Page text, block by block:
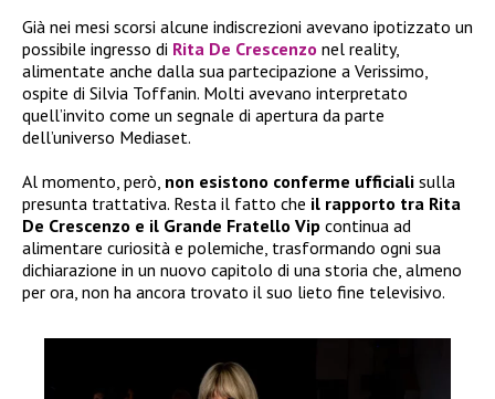
Già nei mesi scorsi alcune indiscrezioni avevano ipotizzato un
possibile ingresso di Rita De Crescenzo nel reality,
alimentate anche dalla sua partecipazione a Verissimo,
ospite di Silvia Toffanin. Molti avevano interpretato
quell’invito come un segnale di apertura da parte
dell’universo Mediaset.
Al momento, però, non esistono conferme ufficiali sulla
presunta trattativa. Resta il fatto che il rapporto tra Rita
De Crescenzo e il Grande Fratello Vip continua ad
alimentare curiosità e polemiche, trasformando ogni sua
dichiarazione in un nuovo capitolo di una storia che, almeno
per ora, non ha ancora trovato il suo lieto fine televisivo.